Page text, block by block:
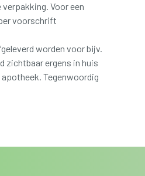
Voor een
voorschrift
worden voor bijv.
zichtbaar ergens in huis
Tegenwoordig